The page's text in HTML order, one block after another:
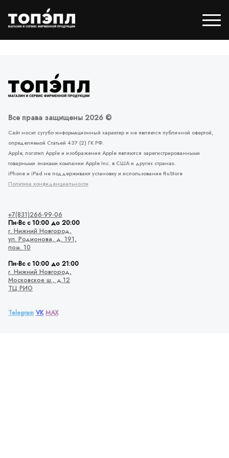
Все права защищены 2026 ©
Сайт носит сугубо информационный характер и не является публичной офертой,
определяемой Статьей 437 (2) ГК РФ.
Apple, логотип Apple и изображения Apple являются зарегистрированными
товарными знаками компании Apple Inc. в США и других странах.
iPhone и iPad не поддерживают установку и использование RuStore
Политика конфиденциальности
+7(831)266-99-06
Пн-Вс с 10:00 до 20:00
г. Нижний Новгород,
ул. Родионова, д. 191,
пом. 10
Пн-Вс с 10:00 до 21:00
г. Нижний Новгород,
Московское ш., д.12
ТЦ РИО
Telegram VK MAX